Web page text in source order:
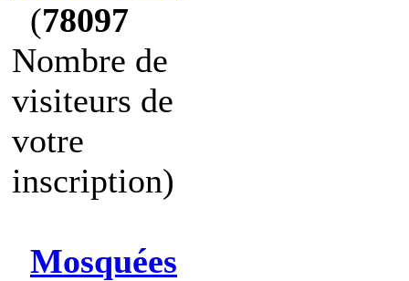
(78097
Nombre de
visiteurs de
votre
inscription)
Mosquées